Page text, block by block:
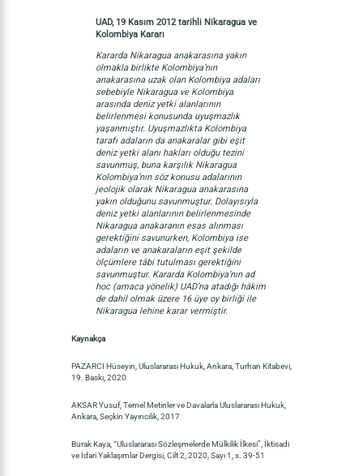
UAD, 19 Kasım 2012 tarihli Nikaragua ve
Kolombiya Kararı
Kararda Nikaragua anakarasına yakın
olmakla birlikte Kolombiya’nın
anakarasına uzak olan Kolombiya adaları
sebebiyle Nikaragua ve Kolombiya
arasında deniz yetki alanlarının
belirlenmesi konusunda uyuşmazlık
yaşanmıştır. Uyuşmazlıkta Kolombiya
tarafı adaların da anakaralar gibi eşit
deniz yetki alanı hakları olduğu tezini
savunmuş, buna karşılık Nikaragua
Kolombiya’nın söz konusu adalarının
jeolojik olarak Nikaragua anakarasına
yakın olduğunu savunmuştur. Dolayısıyla
deniz yetki alanlarının belirlenmesinde
Nikaragua anakaranın esas alınması
gerektiğini savunurken, Kolombiya ise
adaların ve anakaraların eşit şekilde
ölçümlere tâbi tutulması gerektiğini
savunmuştur. Kararda Kolombiya’nın ad
hoc (amaca yönelik) UAD’na atadığı hâkim
de dahil olmak üzere 16 üye oy birliği ile
Nikaragua lehine karar vermiştir.
Kaynakça
PAZARCI Hüseyin, Uluslararası Hukuk, Ankara, Turhan Kitabevi,
19. Baskı, 2020
AKSAR Yusuf, Temel Metinler ve Davalarla Uluslararası Hukuk,
Ankara, Seçkin Yayıncılık, 2017
Burak Kaya, “Uluslararası Sözleşmelerde Mülkilik İlkesi”, İktisadi
ve İdari Yaklaşımlar Dergisi, Cilt 2, 2020, Sayı 1, s. 39-51